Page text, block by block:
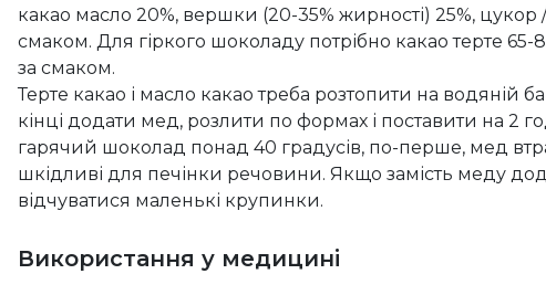
какао масло 20%, вершки (20-35% жирності) 25%, цукор
смаком. Для гіркого шоколаду потрібно какао терте 65-
за смаком.
Терте какао і масло какао треба розтопити на водяній
кінці додати мед, розлити по формах і поставити на
гарячий шоколад понад 40 градусів, по-перше, мед
шкідливі для печінки речовини. Якщо замість меду
відчуватися маленькі крупинки.
Використання у медицині